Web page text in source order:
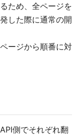
ため、全ページを
した際に通常の開
ージから順番に対
側でそれぞれ翻